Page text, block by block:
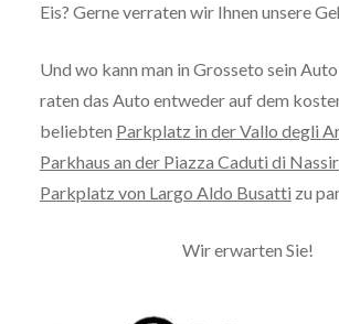
Eis? Gerne verraten wir Ihnen unsere
Und wo kann man in Grosseto sein
raten das Auto entweder auf dem
beliebten Parkplatz in der Vallo degli
Parkhaus an der Piazza Caduti di
Parkplatz von Largo Aldo Busatti zu
Wir erwarten Sie!